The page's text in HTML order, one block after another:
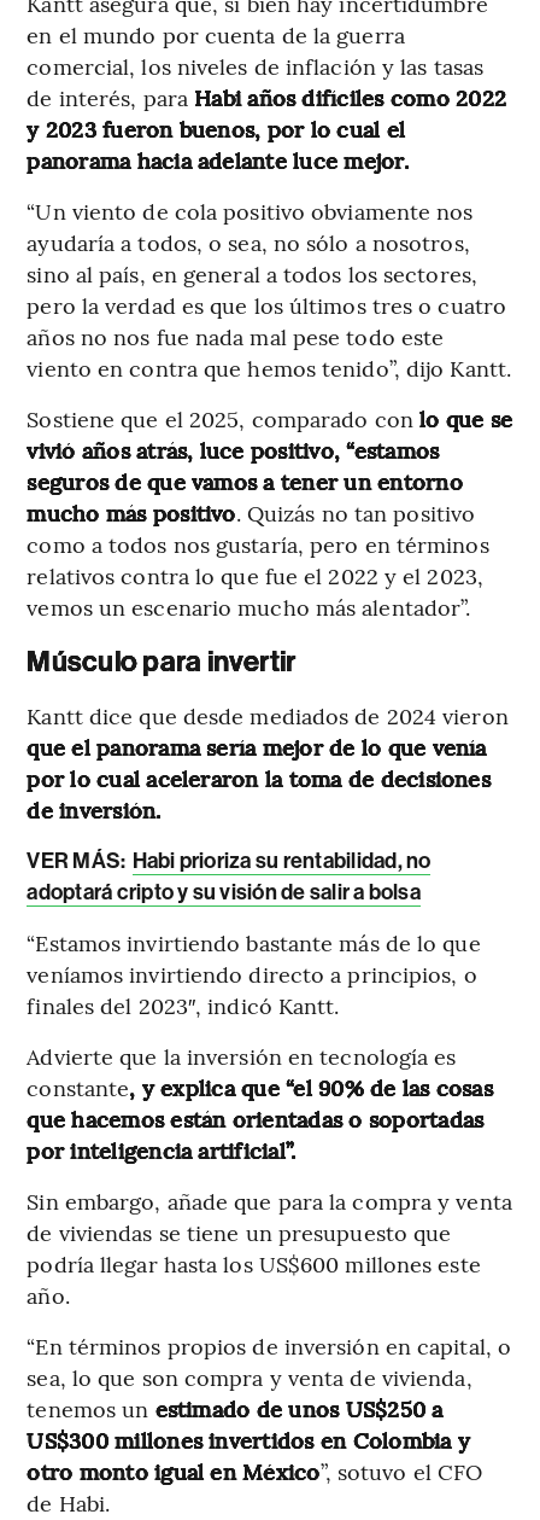
en el mundo por cuenta de la guerra
comercial, los niveles de inflación y las tasas
de interés, para Habi años difíciles como 2022
y 2023 fueron buenos, por lo cual el
panorama hacia adelante luce mejor.
“Un viento de cola positivo obviamente nos
ayudaría a todos, o sea, no sólo a nosotros,
sino al país, en general a todos los sectores,
pero la verdad es que los últimos tres o cuatro
años no nos fue nada mal pese todo este
viento en contra que hemos tenido”, dijo Kantt.
Sostiene que el 2025, comparado con lo que se
vivió años atrás, luce positivo, “estamos
seguros de que vamos a tener un entorno
mucho más positivo. Quizás no tan positivo
como a todos nos gustaría, pero en términos
relativos contra lo que fue el 2022 y el 2023,
vemos un escenario mucho más alentador”.
Músculo para invertir
Kantt dice que desde mediados de 2024 vieron
que el panorama sería mejor de lo que venía
por lo cual aceleraron la toma de decisiones
de inversión.
VER MÁS: Habi prioriza su rentabilidad, no
adoptará cripto y su visión de salir a bolsa
“Estamos invirtiendo bastante más de lo que
veníamos invirtiendo directo a principios, o
finales del 2023″, indicó Kantt.
Advierte que la inversión en tecnología es
constante, y explica que “el 90% de las cosas
que hacemos están orientadas o soportadas
por inteligencia artificial”.
Sin embargo, añade que para la compra y venta
de viviendas se tiene un presupuesto que
podría llegar hasta los US$600 millones este
año.
“En términos propios de inversión en capital, o
sea, lo que son compra y venta de vivienda,
tenemos un estimado de unos US$250 a
US$300 millones invertidos en Colombia y
otro monto igual en México”, sotuvo el CFO
de Habi.